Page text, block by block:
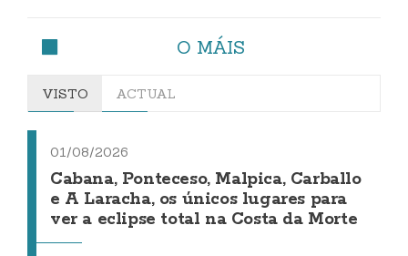
O MÁIS
VISTO ACTUAL
01/08/2026
Cabana, Ponteceso, Malpica, Carballo
e A Laracha, os únicos lugares para
ver a eclipse total na Costa da Morte